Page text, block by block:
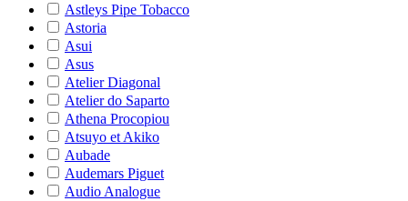
Astleys Pipe Tobacco
Astoria
Asui
Asus
Atelier Diagonal
Atelier do Saparto
Athena Procopiou
Atsuyo et Akiko
Aubade
Audemars Piguet
Audio Analogue